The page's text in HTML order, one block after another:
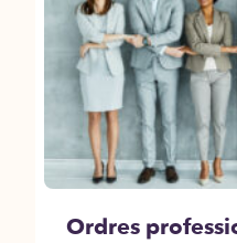
Ordres